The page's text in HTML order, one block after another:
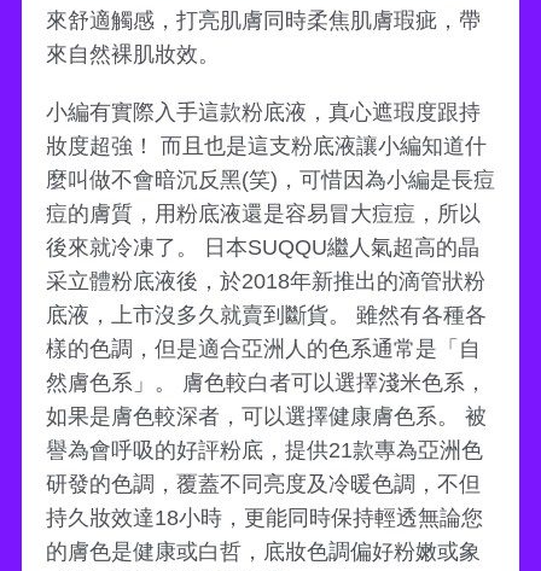
來舒適觸感，打亮肌膚同時柔焦肌膚瑕疵，帶
來自然裸肌妝效。
小編有實際入手這款粉底液，真心遮瑕度跟持
妝度超強！ 而且也是這支粉底液讓小編知道什
麼叫做不會暗沉反黑(笑)，可惜因為小編是長痘
痘的膚質，用粉底液還是容易冒大痘痘，所以
後來就冷凍了。 日本SUQQU繼人氣超高的晶
采立體粉底液後，於2018年新推出的滴管狀粉
底液，上市沒多久就賣到斷貨。 雖然有各種各
樣的色調，但是適合亞洲人的色系通常是「自
然膚色系」。 膚色較白者可以選擇淺米色系，
如果是膚色較深者，可以選擇健康膚色系。 被
譽為會呼吸的好評粉底，提供21款專為亞洲色
研發的色調，覆蓋不同亮度及冷暖色調，不但
持久妝效達18小時，更能同時保持輕透無論您
的膚色是健康或白哲，底妝色調偏好粉嫩或象